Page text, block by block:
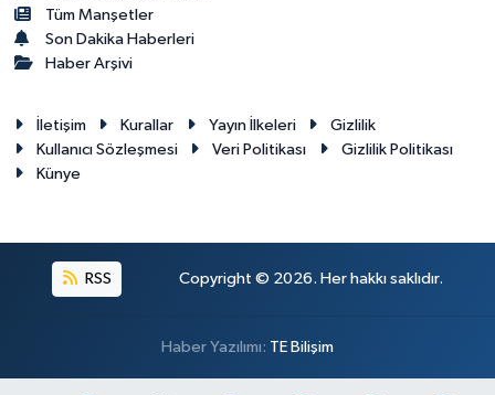
Tüm Manşetler
Son Dakika Haberleri
Haber Arşivi
İletişim Kurallar Yayın İlkeleri
Gizlilik
Kullanıcı Sözleşmesi
Veri Politikası
Gizlilik Politikası
Künye
RSS Copyright © 2026. Her hakkı saklıdır.
Haber Yazılımı: TE Bilişim